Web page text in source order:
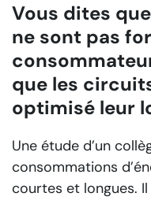
Vous dites
ne sont pas
que les
optimisé leur
Une étude d’un
consommations
courtes et longues.